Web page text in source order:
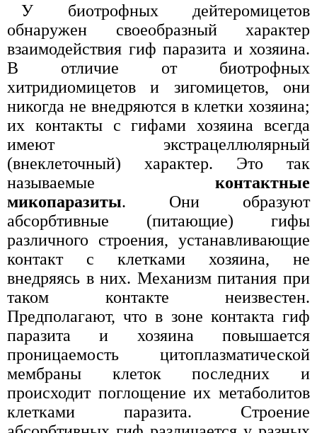
У биотрофных дейтеромицетов
обнаружен своеобразный характер
взаимодействия гиф паразита и хозяина.
В отличие от биотрофных
хитридиомицетов и зигомицетов, они
никогда не внедряются в клетки хозяина;
их контакты с гифами хозяина всегда
имеют экстрацеллюлярный
(внеклеточный) характер. Это так
называемые контактные
микопаразиты. Они образуют
абсорбтивные (питающие) гифы
различного строения, устанавливающие
контакт с клетками хозяина, не
внедряясь в них. Механизм питания при
таком контакте неизвестен.
Предполагают, что в зоне контакта гиф
паразита и хозяина повышается
проницаемость цитоплазматической
мембраны клеток последних и
происходит поглощение их метаболитов
клетками паразита. Строение